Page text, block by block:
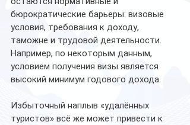
бюрократические барьеры: визовые
условия, требования к доходу,
таможне и трудовой деятельности.
Например, по некоторым данным,
условием получения визы является
высокий минимум годового дохода.
Избыточный наплыв «удалённых
туристов» всё же может привести к